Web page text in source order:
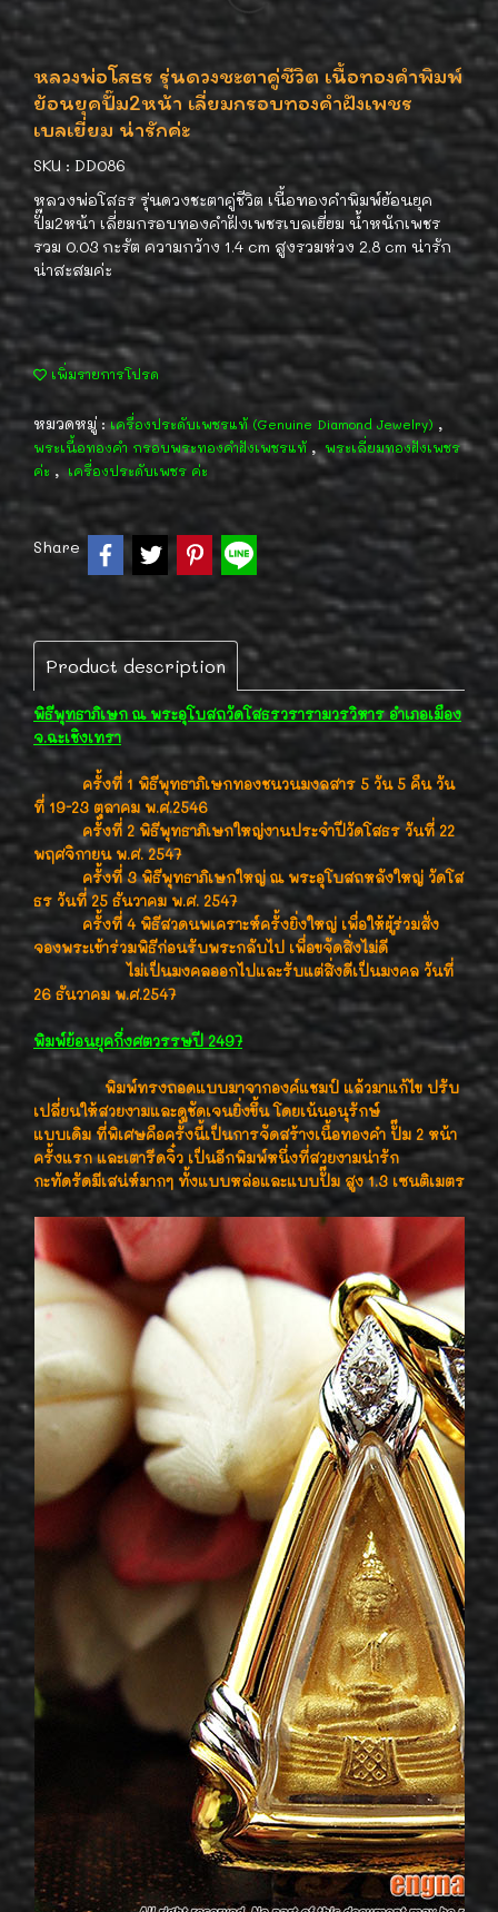
หลวงพ่อโสธร รุ่นดวงชะตาคู่ชีวิต เนื้อทองคำพิมพ์
ย้อนยุคปั๊ม2หน้า เลี่ยมกรอบทองคำฝังเพชร
เบลเยี่ยม น่ารักค่ะ
SKU : DD086
หลวงพ่อโสธร รุ่นดวงชะตาคู่ชีวิต เนื้อทองคำพิมพ์ย้อนยุค
ปั๊ม2หน้า เลี่ยมกรอบทองคำฝังเพชรเบลเยี่ยม น้ำหนักเพชร
รวม 0.03 กะรัต ความกว้าง 1.4 cm สูงรวมห่วง 2.8 cm น่ารัก
น่าสะสมค่ะ
เพิ่มรายการโปรด
หมวดหมู่ :เครื่องประดับเพชรแท้ (Genuine Diamond Jewelry) ,
พระเนื้อทองคำ กรอบพระทองคำฝังเพชรแท้ , พระเลี่ยมทองฝังเพชร
ค่ะ , เครื่องประดับเพชร ค่ะ
Share
Product description
พิธีพุทธาภิเษก ณ พระอุโบสถวัดโสธรวรารามวรวิหาร อำเภอเมือง
จ.ฉะเชิงเทรา
ครั้งที่ 1 พิธีพุทธาภิเษกทองชนวนมงลสาร 5 วัน 5 คืน วัน
ที่ 19-23 ตุลาคม พ.ศ.2546
ครั้งที่ 2 พิธีพุทธาภิเษกใหญ่งานประจำปีวัดโสธร วันที่ 22
พฤศจิกายน พ.ศ. 2547
ครั้งที่ 3 พิธีพุทธาภิเษกใหญ่ ณ พระอุโบสถหลังใหญ่ วัดโส
ธร วันที่ 25 ธันวาคม พ.ศ. 2547
ครั้งที่ 4 พิธีสวดนพเคราะห์ครั้งยิ่งใหญ่ เพื่อให้ผู้ร่วมสั่ง
จองพระเข้าร่วมพิธีก่อนรับพระกลับไป เพื่อขจัดสิ่งไม่ดี
ไม่เป็นมงคลออกไปและรับแต่สิ่งดีเป็นมงคล วันที่
26 ธันวาคม พ.ศ.2547
พิมพ์ย้อนยุคกึ่งศตวรรษปี 2497
พิมพ์ทรงถอดแบบมาจากองค์แชมป์ แล้วมาแก้ไข ปรับ
เปลี่ยนให้สวยงามและดูชัดเจนยิ่งขึ้น โดยเน้นอนุรักษ์
แบบเดิม ที่พิเศษคือครั้งนี้เป็นการจัดสร้างเนื้อทองคำ ปั๊ม 2 หน้า
ครั้งแรก และเตารีดจิ๋ว เป็นอีกพิมพ์หนึ่งที่สวยงามน่ารัก
กะทัดรัดมีเสน่ห์มากๆ ทั้งแบบหล่อและแบบปั๊ม สูง 1.3 เซนติเมตร